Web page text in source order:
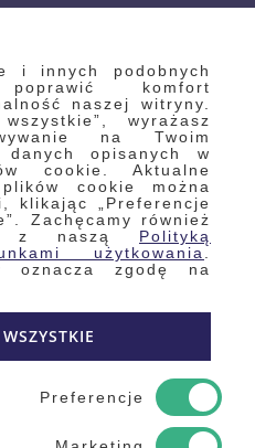
i innych podobnych
komfort
naszej witryny.
wyrażasz
na Twoim
danych opisanych w
cookie. Aktualne
cookie można
klikając „Preferencje
Zachęcamy również
z naszą Polityką
użytkowania
oznacza zgodę na
Preferencje
cookie